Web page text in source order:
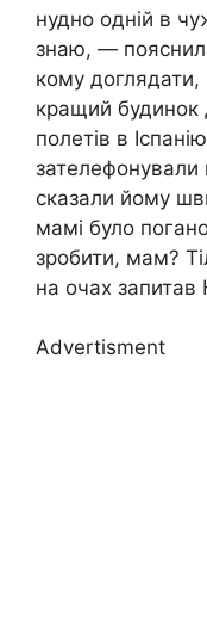
нудно одній в
знаю, —
кому доглядати,
кращий будинок
полетів в
зателефонували
сказали йому
мамі було
зробити, мам?
на очах запитав
Advertisment